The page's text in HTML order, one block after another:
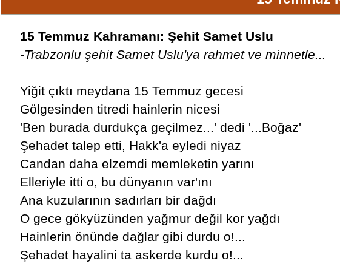
15 Temmuz Kahramanı: Şehit Samet Uslu
-Trabzonlu şehit Samet Uslu'ya rahmet ve minnetle...
Yiğit çıktı meydana 15 Temmuz gecesi
Gölgesinden titredi hainlerin nicesi
'Ben burada durdukça geçilmez...' dedi '...Boğaz'
Şehadet talep etti, Hakk'a eyledi niyaz
Candan daha elzemdi memleketin yarını
Elleriyle itti o, bu dünyanın var'ını
Ana kuzularının sadırları bir dağdı
O gece gökyüzünden yağmur değil kor yağdı
Hainlerin önünde dağlar gibi durdu o!...
Şehadet hayalini ta askerde kurdu o!...